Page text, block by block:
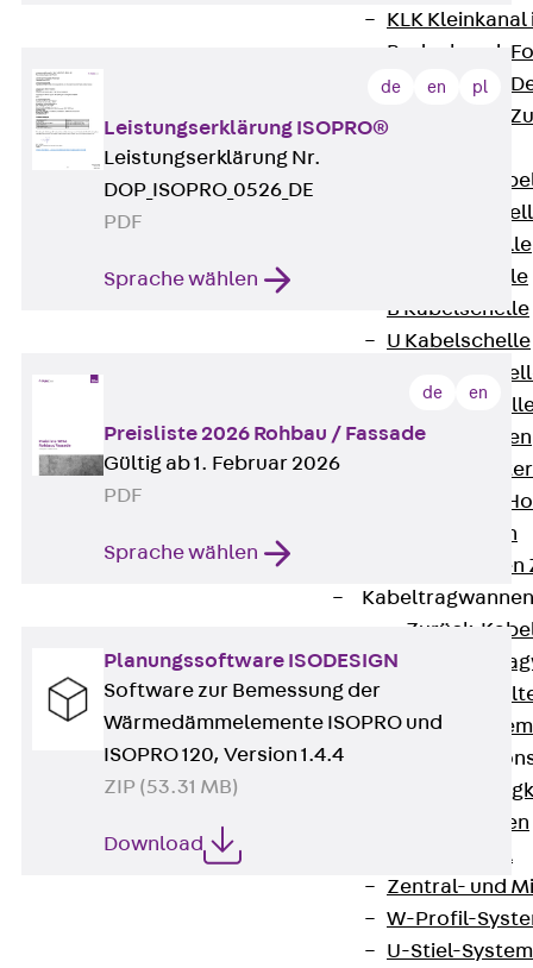
KLK
Bodenkanal-
Bodenkanal-
Bodenkanal-
AC
H Kabelschelle
S Kabelschelle
B Kabelschelle
U Kabelschelle
RU
W
HK Kabelhaken
KH Kabelhalter
Hohlleiter-/
Kabelwannen
Kabelschellen
Zurück
KTW
KBH
Wandkonsolen
Deckenbügel
Zentral- und
W-Profil-
U-Stiel-System
de en pl
Leistungserklärung ISOPRO®
Leistungserklärung Nr.
DOP_ISOPRO_0526_DE
PDF
Sprache wählen
de en
Preisliste 2026 Rohbau / Fassade
Gültig ab 1. Februar 2026
PDF
Sprache wählen
Planungssoftware ISODESIGN
Software zur Bemessung der
Wärmedämmelemente ISOPRO und
ISOPRO 120, Version 1.4.4
ZIP (53.31 MB)
Download